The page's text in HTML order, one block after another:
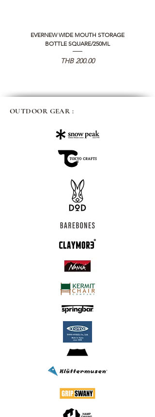
EVERNEW WIDE MOUTH STORAGE
BOTTLE SQUARE/250ML
価格
THB 200.00
OUTDOOR GEAR :